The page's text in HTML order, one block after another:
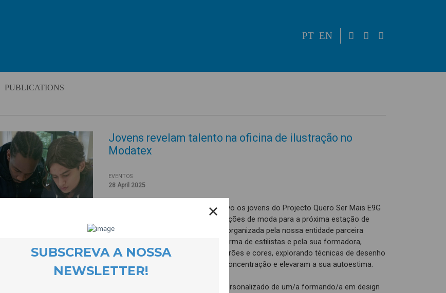
PT EN
PUBLICATIONS
Jovens revelam talento na oficina de ilustração no
Modatex
EVENTOS
28 April 2025
Num ambiente criativo e colaborativo os jovens do Projecto Quero Ser Mais E9G
deram vida às suas primeiras colecções de moda para a próxima estação de
Primavera, na oficina de ilustração organizada pela nossa entidade parceira
Modatex. Sob orientação de uma turma de estilistas e pela sua formadora,
tiveram liberdade para escolher padrões e cores, explorando técnicas de desenho
e composição que estimularam a concentração e elevaram a sua autoestima.
Cada jovem contou com o apoio personalizado de um/a formando/a em design